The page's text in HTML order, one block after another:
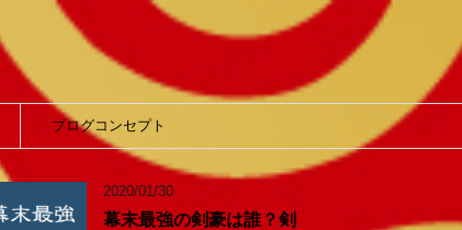
ブログコンセプト
2020/01/30
幕末最強の剣豪は誰？剣